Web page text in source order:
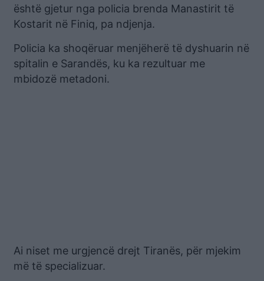
është gjetur nga policia brenda Manastirit të
Kostarit në Finiq, pa ndjenja.
Policia ka shoqëruar menjëherë të dyshuarin në
spitalin e Sarandës, ku ka rezultuar me
mbidozë metadoni.
Ai niset me urgjencë drejt Tiranës, për mjekim
më të specializuar.